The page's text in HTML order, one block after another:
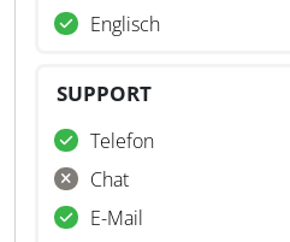
Englisch
SUPPORT
Telefon
Chat
E-Mail